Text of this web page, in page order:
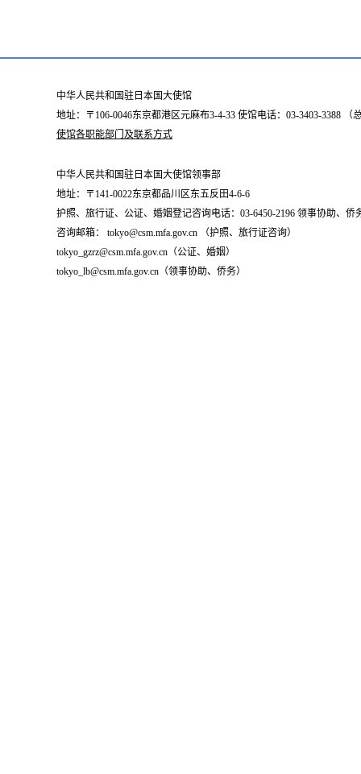
中华人民共和国驻日本国大使馆
地址：〒106-0046东京都港区元麻布3-4-33 使馆电话：03-3403-3388 （
使馆各职能部门及联系方式
中华人民共和国驻日本国大使馆领事部
地址：〒141-0022东京都品川区东五反田4-6-6
护照、旅行证、公证、婚姻登记咨询电话：03-6450-2196 领事协助、侨
咨询邮箱： tokyo@csm.mfa.gov.cn （护照、旅行证咨询）
tokyo_gzrz@csm.mfa.gov.cn（公证、婚姻）
tokyo_lb@csm.mfa.gov.cn（领事协助、侨务）